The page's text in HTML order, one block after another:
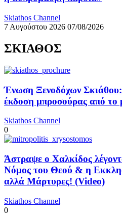
Skiathos Channel
7 Αυγούστου 2026 07/08/2026
ΣΚΙΑΘΟΣ
Ένωση Ξενοδόχων
έκδοση μπροσούρας από το
Skiathos Channel
0
Άστραψε ο Χαλκίδος
Νόμος του Θεού & η
αλλά Μάρτυρες! (Video)
Skiathos Channel
0